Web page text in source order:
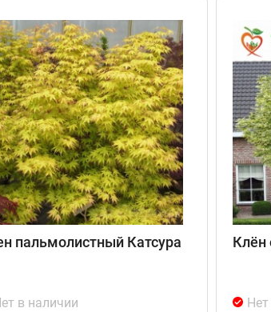
пальмолистный Катсура
в наличии
Клён